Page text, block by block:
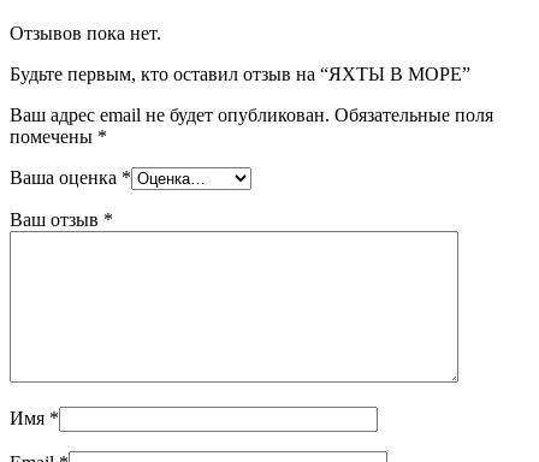
Отзывов пока нет.
Будьте первым, кто оставил отзыв на “ЯХТЫ В МОРЕ”
Ваш адрес email не будет опубликован. Обязательные поля
помечены *
Ваша оценка *
Ваш отзыв *
Имя *